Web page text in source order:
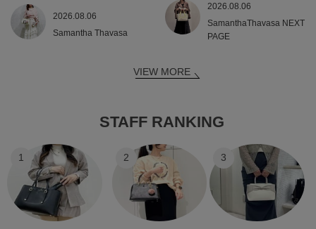
2026.08.06
Samantha Thavasa
2026.08.06
SamanthaThavasa NEXT
PAGE
VIEW MORE
STAFF RANKING
1 2 3